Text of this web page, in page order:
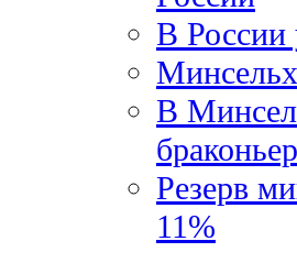
В России
В
Резерв
11%